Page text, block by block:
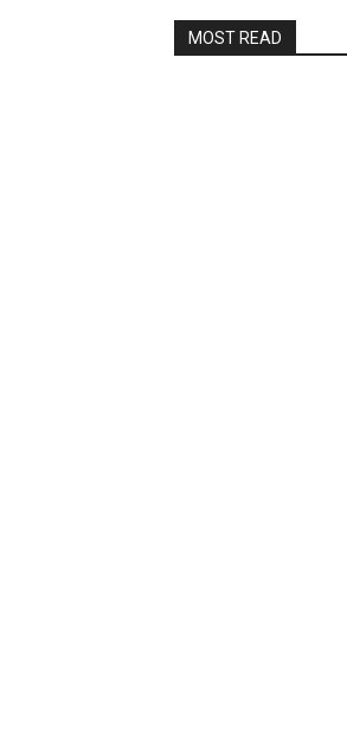
MOST READ